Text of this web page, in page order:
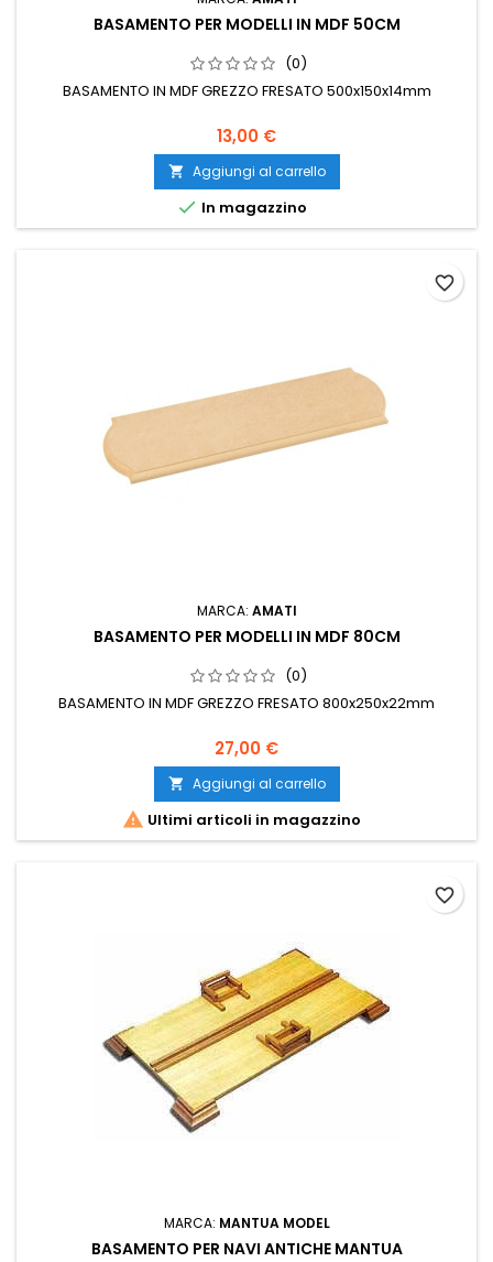
BASAMENTO PER MODELLI IN MDF 50CM
(0)
BASAMENTO IN MDF GREZZO FRESATO 500x150x14mm
13,00 €
 Aggiungi al carrello
 In magazzino
MARCA: AMATI
BASAMENTO PER MODELLI IN MDF 80CM
(0)
BASAMENTO IN MDF GREZZO FRESATO 800x250x22mm
27,00 €
 Aggiungi al carrello
 Ultimi articoli in magazzino
favorite_border
MARCA: MANTUA MODEL
BASAMENTO PER NAVI ANTICHE MANTUA
favorite_border